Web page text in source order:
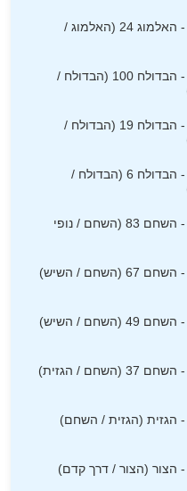
מעלה אדומים - האלמוג 24 (האלמוג /
מעלה אדומים - הבדולח 100 (הבדולח /
מעלה אדומים - הבדולח 19 (הבדולח /
מעלה אדומים - הבדולח 6 (הבדולח /
מעלה אדומים - השחם 83 (השחם / נופי
מעלה אדומים - השחם 67 (השחם / השיש)
מעלה אדומים - השחם 49 (השחם / השיש)
מעלה אדומים - השחם 37 (השחם / הגזית)
הגזית (הגזית / השחם)
הצור (הצור / דרך קדם)